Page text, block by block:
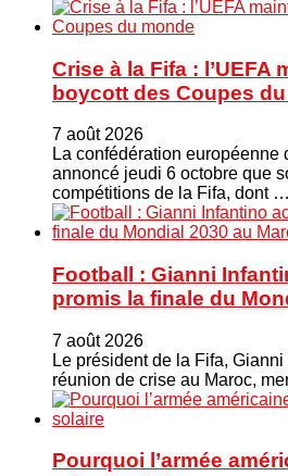
Crise à la Fifa : l’UEFA
boycott des Coupes
7 août 2026
La confédération européenne
annoncé jeudi 6 octobre que
compétitions de la Fifa, dont …
Football : Gianni
promis la finale du
7 août 2026
Le président de la Fifa,
réunion de crise au Maroc,
Pourquoi l’armée